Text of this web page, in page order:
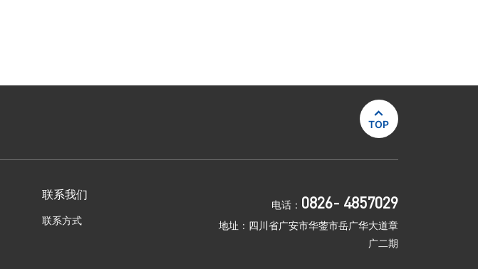

TOP
联系我们
联系方式
电话： 0826- 4857029
地址：四川省广安市华蓥市岳广华大道章
广二期